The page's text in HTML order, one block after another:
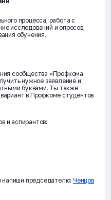
процесса, работа с
исследований и опросов,
обучения.
сообщества «Профкома
нужное заявление и
буквами. Ты также
в Профкоме студентов
и аспирантов:
напиши председателю:Ченцов